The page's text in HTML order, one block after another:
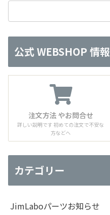
公式 WEBSHOP 情報
注文方法 やお問合せ
詳しい説明です 初めての注文で不安な
方などへ
カテゴリー
JimLaboパーツお知らせ